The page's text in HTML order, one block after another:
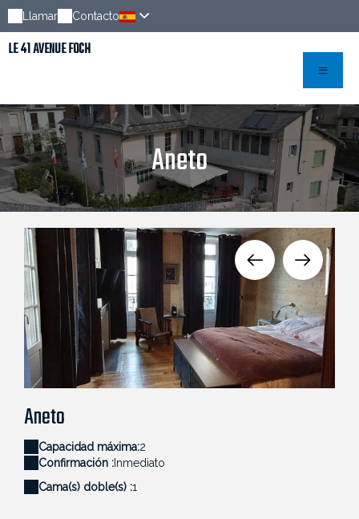
Llamar Contacto
LE 41 AVENUE FOCH
Aneto
Aneto - LE 41 AVENUE FOCH
Aneto
Capacidad máxima:2
Confirmación : Inmediato
Cama(s) doble(s) :1